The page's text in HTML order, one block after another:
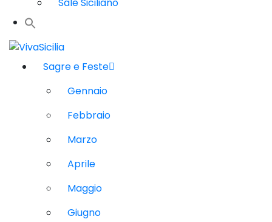
Sale Siciliano
Sagre e Feste
Gennaio
Febbraio
Marzo
Aprile
Maggio
Giugno